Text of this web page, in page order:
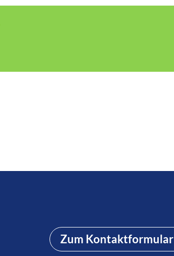
Zum Kontaktformular